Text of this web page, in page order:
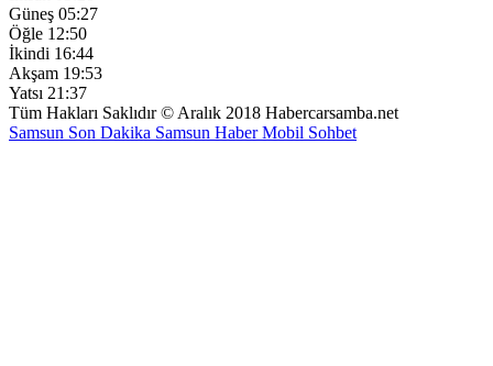
Güneş 05:27
Öğle 12:50
İkindi 16:44
Akşam 19:53
Yatsı 21:37
Tüm Hakları Saklıdır © Aralık 2018 Habercarsamba.net
Samsun Son Dakika Samsun HaberMobil Sohbet